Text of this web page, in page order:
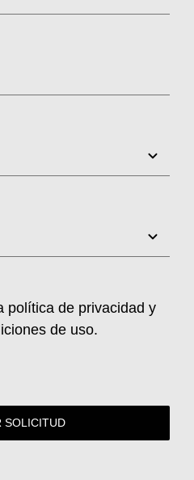
política de privacidad y
de uso.
SOLICITUD